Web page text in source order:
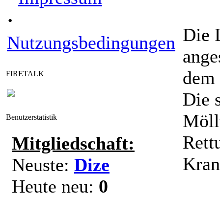
·
Nutzungsbedingungen
FIRETALK
Benutzerstatistik
Mitgliedschaft:
Neuste: Dize
Heute neu: 0
Die
dem
Die